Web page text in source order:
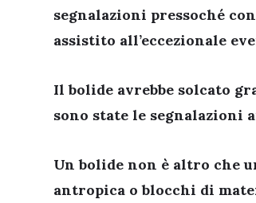
segnalazioni pressoché
assistito all’eccezionale
Il bolide avrebbe solcato
sono state le segnalazioni
Unbolidenon è altro che
antropica o blocchi di